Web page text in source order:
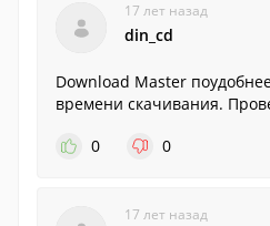
17 лет назад
din_cd
Download Master
времени скачивания.
0
0
17 лет назад